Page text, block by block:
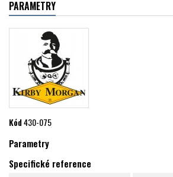
PARAMETRY
Kód430-075
Parametry
Specifické reference